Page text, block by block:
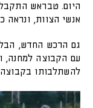
היום. טבראש
אנשי הצוות, ונראה
גם הרכש החדש,
עם הקבוצה למחנה,
להשתלבותו